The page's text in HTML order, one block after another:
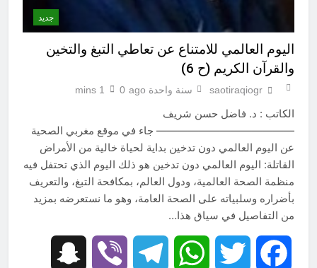
جديد
اليوم العالمي للامتناع عن تعاطي التبغ والتخين
والقرآن الكريم (ح 6)
saotiraqiogr سنة واحدة ago 0
1 mins
الكاتب : د. فاضل حسن شريف
————————————— جاء في موقع مغربي الصحية
عن اليوم العالمي دون تدخين بداية لحياة خالية من الأمراض
القاتلة: اليوم العالمي دون تدخين هو ذلك اليوم الذي تحتفل فيه
منظمة الصحة العالمية، ودول العالم، بمكافحة التبغ، والتعريف
بأضراره وسلبياته على الصحة العامة، وهو ما نستعرضه بمزيد
من التفاصيل في سياق هذا…
Facebook
Twitter
WhatsApp
Telegram
Viber